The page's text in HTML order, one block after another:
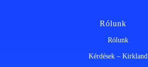
Rólunk
Rólunk
Kérdések – Kirkland